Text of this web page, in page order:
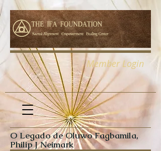
Member Login
O Legado de Oluwo Fagbamila,
Philip J Neimark